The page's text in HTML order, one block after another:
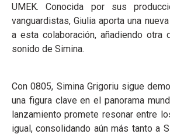
UMEK. Conocida por sus
vanguardistas, Giulia aporta una
a esta colaboración, añadiendo otra
sonido de Simina.
Con 0805, Simina Grigoriu sigue
una figura clave en el panorama
lanzamiento promete resonar entre
igual, consolidando aún más tanto a